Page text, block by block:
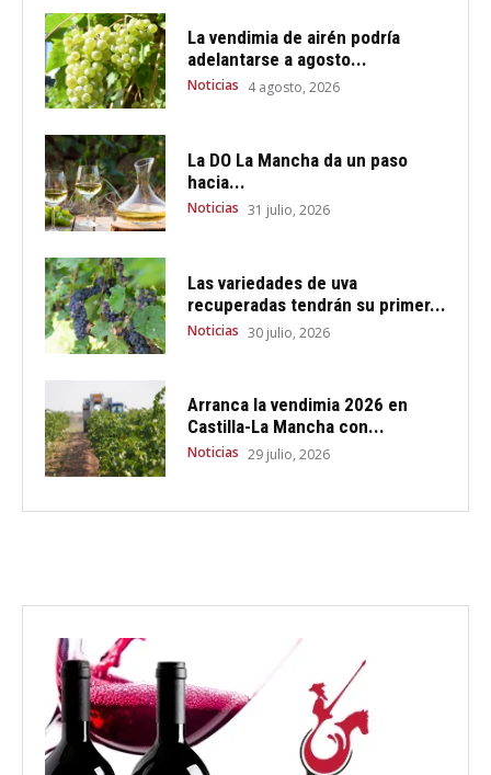
La vendimia de airén podría
adelantarse a agosto...
Noticias 4 agosto, 2026
La DO La Mancha da un paso
hacia...
Noticias 31 julio, 2026
Las variedades de uva
recuperadas tendrán su primer...
Noticias 30 julio, 2026
Arranca la vendimia 2026 en
Castilla-La Mancha con...
Noticias 29 julio, 2026